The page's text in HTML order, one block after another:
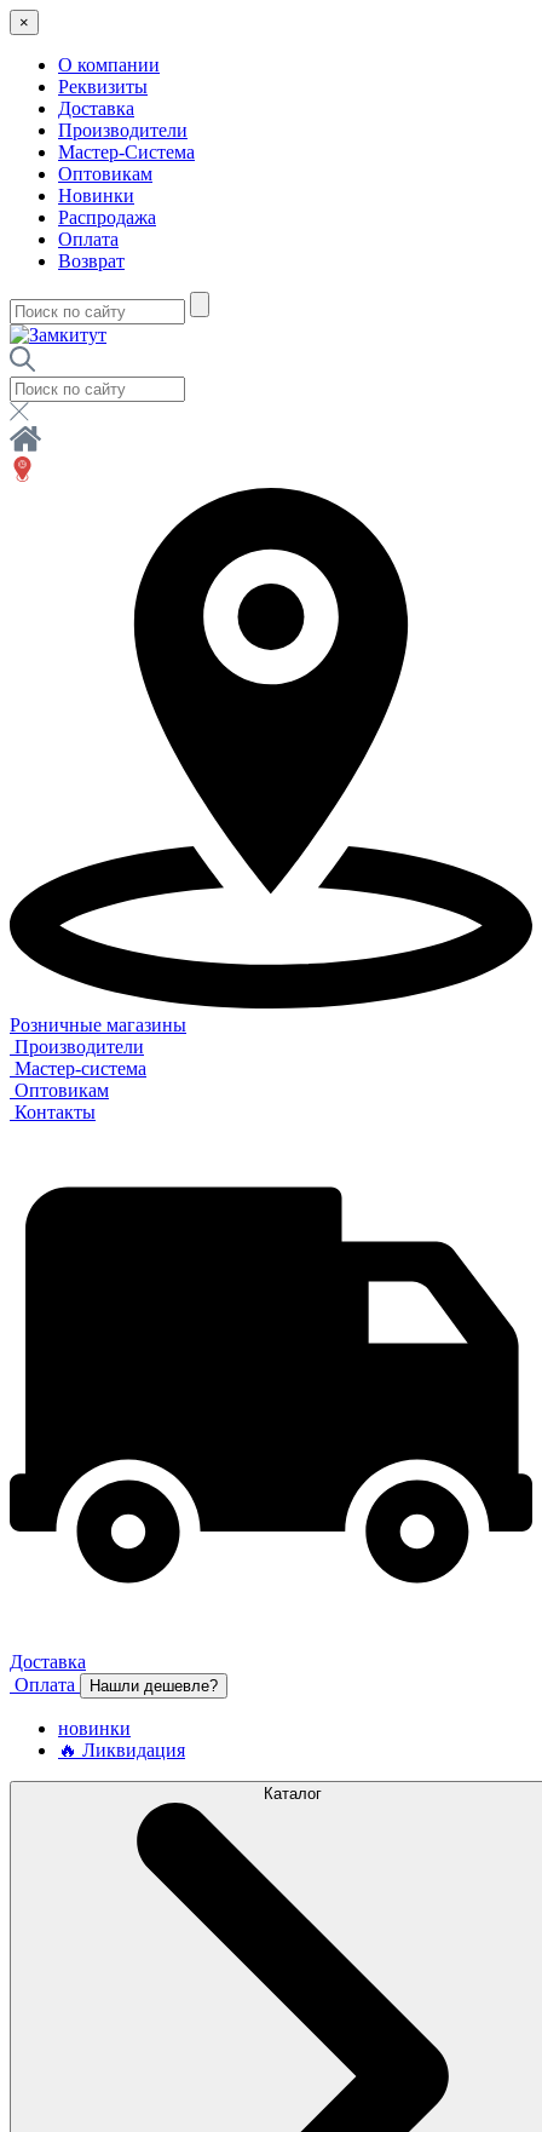
×
О компании
Реквизиты
Доставка
Производители
Мастер-Система
Оптовикам
Новинки
Распродажа
Оплата
Возврат
Розничные магазины
Производители
Мастер-система
Оптовикам
Контакты
Доставка
Оплата
Нашли дешевле?
новинки
🔥 Ликвидация
Каталог